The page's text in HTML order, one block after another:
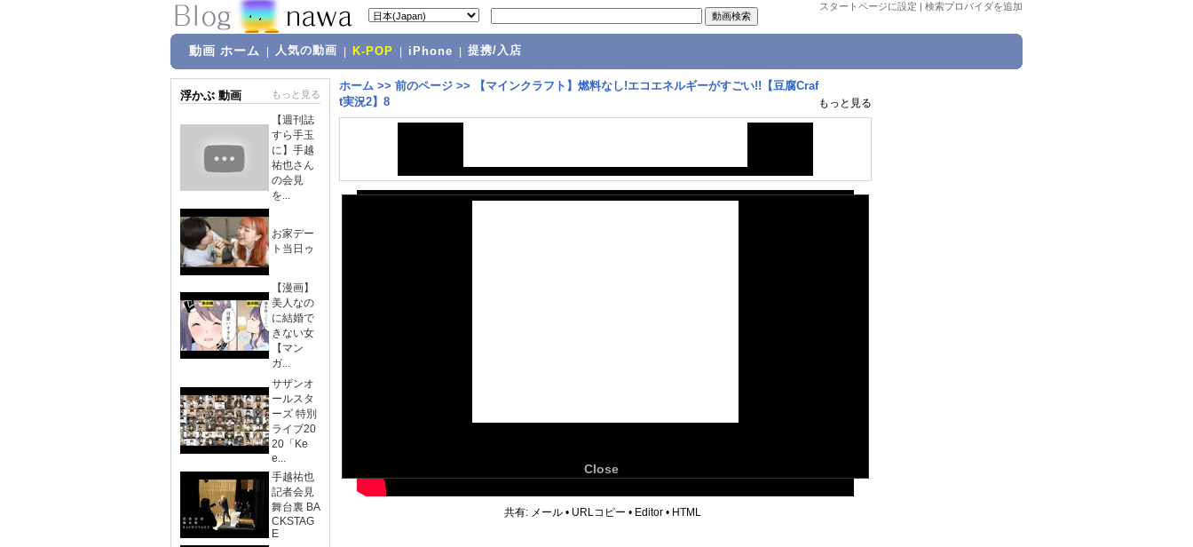
スタートページに設定 | 検索プロバイダを追加
動画 ホーム 人気の動画 K-POP iPhone 提携/入店
浮かぶ 動画 もっと見る
【週刊誌
すら手玉
に】手越
祐也さん
の会見
を...
お家デー
ト当日ゥ
【漫画】
美人なの
に結婚で
きない女
【マン
ガ...
サザンオ
ールスタ
ーズ 特別
ライブ20
20「Ke
e...
手越祐也
記者会見
舞台裏 BA
CKSTAG
E
ホーム >> 前のページ >>
【マインクラフト】燃料なし!エコエネルギーがすごい!!【豆腐Craf
t実況2】8
もっと見る
Close
共有: メール • URLコピー • Editor • HTML